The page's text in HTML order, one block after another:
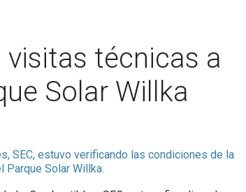
visitas técnicas a
Solar Willka
SEC, estuvo verificando las condiciones de la
Parque Solar Willka.